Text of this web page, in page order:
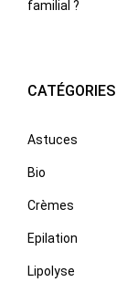
familial ?
CATÉGORIES
Astuces
Bio
Crèmes
Epilation
Lipolyse